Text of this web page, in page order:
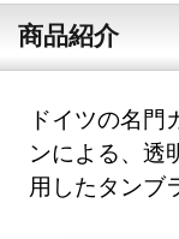
商品紹介
ドイツの名門
ンによる、透
用したタンブ